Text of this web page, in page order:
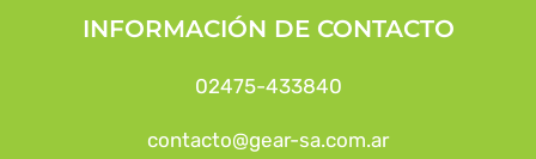
INFORMACIÓN DE CONTACTO
02475-433840
contacto@gear-sa.com.ar